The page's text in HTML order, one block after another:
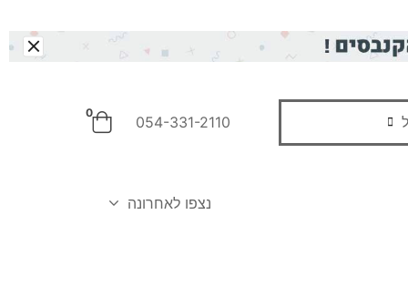
054-331-2110
0
נצפו לאחרונה